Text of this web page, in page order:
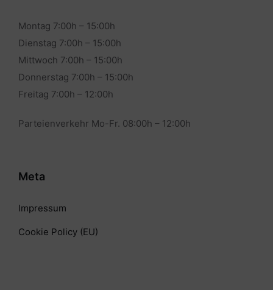
Montag 7:00h – 15:00h
Dienstag 7:00h – 15:00h
Mittwoch 7:00h – 15:00h
Donnerstag 7:00h – 15:00h
Freitag 7:00h – 12:00h
Parteienverkehr Mo-Fr. 08:00h – 12:00h
Meta
Impressum
Cookie Policy (EU)